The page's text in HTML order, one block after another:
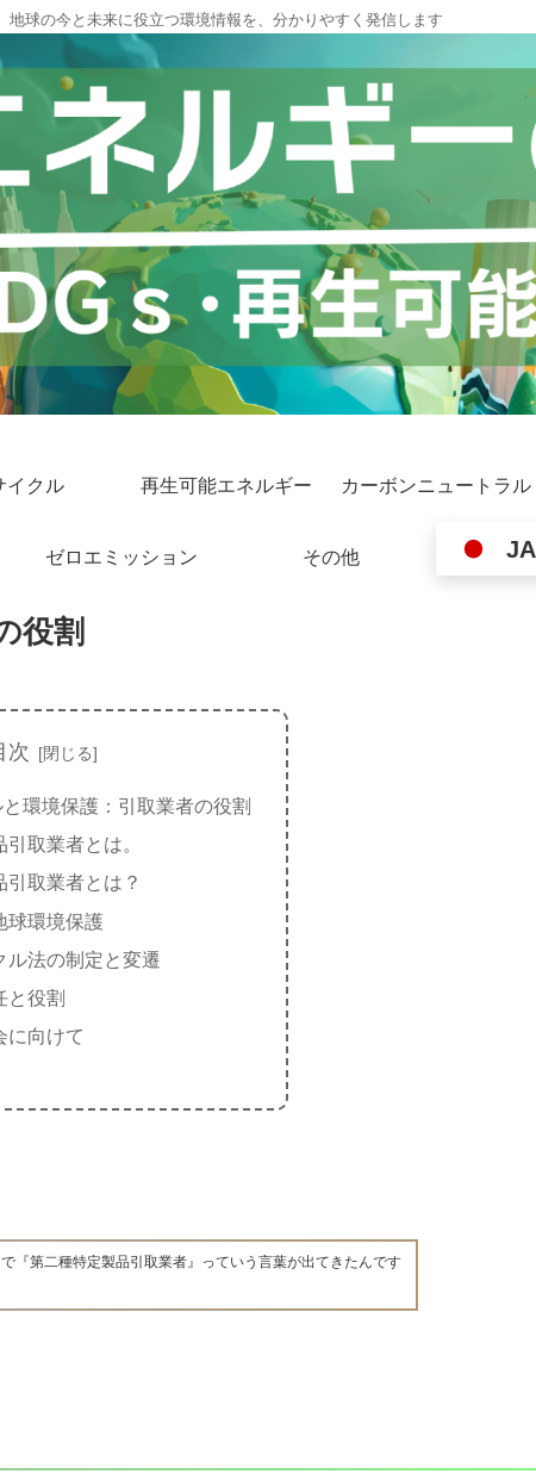
地球の今と未来に役立つ環境情報を、分かりやすく発信します
イクル 再生可能エネルギー カーボンニュートラル
ゼロエミッション その他 JA
役割
次
環境保護：引取業者の役割
取業者とは。
取業者とは？
球環境保護
ル法の制定と変遷
と役割
に向けて
『第二種特定製品引取業者』っていう言葉が出てきたんです